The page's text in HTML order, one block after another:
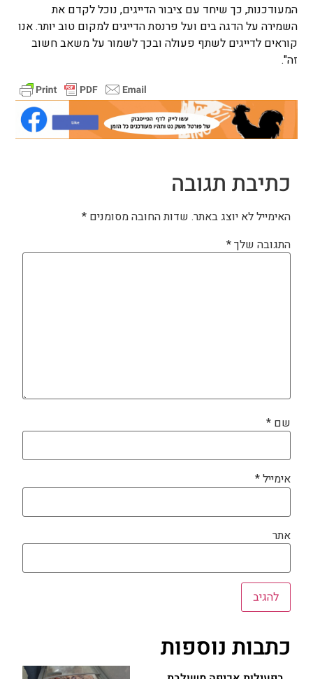
המעודכנות, כך שיחד עם ציבור הדייגים, נוכל לקדם את
השמירה על הדגה בים ועל פרנסת הדייגים למקום טוב יותר. אנו
קוראים לדייגים לשתף פעולה ובכך לשמור על משאב חשוב
זה".
כתיבת תגובה
האימייל לא יוצג באתר. שדות החובה מסומנים *
התגובה שלך*
שם *
אימייל*
אתר
כתבות נוספות